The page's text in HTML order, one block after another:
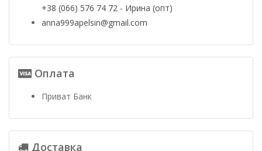
+38 (066) 576 74 72 - Ирина (опт)
anna999apelsin@gmail.com
Оплата
Приват Банк
Доставка